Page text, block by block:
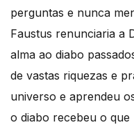
perguntas e nunca
Faustus renunciaria a
alma ao diabo
de vastas riquezas e
universo e aprendeu
o diabo recebeu o